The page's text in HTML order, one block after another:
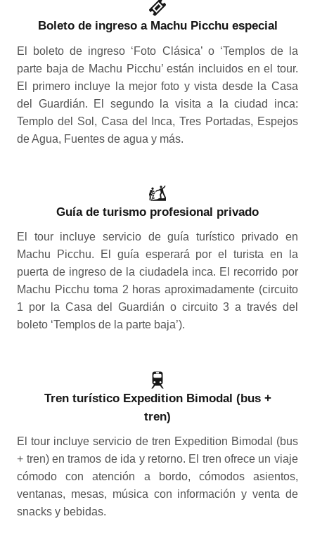
Boleto de ingreso a Machu Picchu especial
El boleto de ingreso ‘Foto Clásica’ o ‘Templos de la
parte baja de Machu Picchu’ están incluidos en el tour.
El primero incluye la mejor foto y vista desde la Casa
del Guardián. El segundo la visita a la ciudad inca:
Templo del Sol, Casa del Inca, Tres Portadas, Espejos
de Agua, Fuentes de agua y más.
Guía de turismo profesional privado
El tour incluye servicio de guía turístico privado en
Machu Picchu. El guía esperará por el turista en la
puerta de ingreso de la ciudadela inca. El recorrido por
Machu Picchu toma 2 horas aproximadamente (circuito
1 por la Casa del Guardián o circuito 3 a través del
boleto ‘Templos de la parte baja’).
Tren turístico Expedition Bimodal (bus +
tren)
El tour incluye servicio de tren Expedition Bimodal (bus
+ tren) en tramos de ida y retorno. El tren ofrece un viaje
cómodo con atención a bordo, cómodos asientos,
ventanas, mesas, música con información y venta de
snacks y bebidas.